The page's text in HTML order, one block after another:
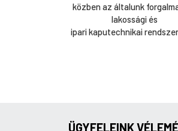
közben az általunk
lakossági és
ipari kaputechnikai
ÜGYFELEINK